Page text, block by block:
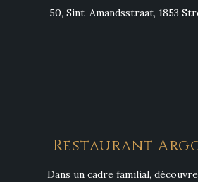
50, Sint-Amandsstraat, 1853
Restaurant
Dans un cadre familial,